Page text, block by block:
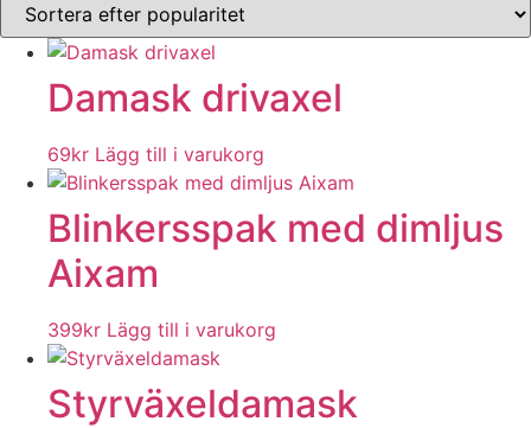
popularity
Damask drivaxel
69kr Lägg till i varukorg
Blinkersspak med dimljus
Aixam
399kr Lägg till i varukorg
Styrväxeldamask